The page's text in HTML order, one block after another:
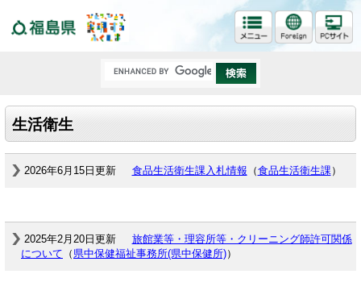
生活衛生
2026年6月15日更新 食品生活衛生課入札情報 （食品生活衛生課）
2025年2月20日更新
旅館業等・理容所等・クリーニング師許可関係
について （ 県中保健福祉事務所(県中保健所)）